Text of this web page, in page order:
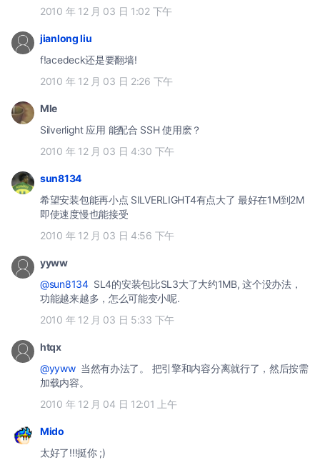
2010 年 12 月 03 日 1:02 下午
jianlong liu
f!acedeck还是要翻墙!
2010 年 12 月 03 日 2:26 下午
Mle
Silverlight 应用 能配合 SSH 使用麽？
2010 年 12 月 03 日 4:30 下午
sun8134
希望安装包能再小点 SILVERLIGHT4有点大了 最好在1M到2M
即使速度慢也能接受
2010 年 12 月 03 日 4:56 下午
yyww
@sun8134SL4的安装包比SL3大了大约1MB, 这个没办法，
功能越来越多，怎么可能变小呢.
2010 年 12 月 03 日 5:33 下午
htqx
@yyww当然有办法了。 把引擎和内容分离就行了，然后按需
加载内容。
2010 年 12 月 04 日 12:01 上午
Mido
太好了!!!挺你 ;)